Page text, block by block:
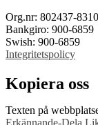
Org.nr: 802437-8310
Bankgiro: 900-6859
Swish: 900-6859
Integritetspolicy
Kopiera oss
Texten på
Erkännande-Dela